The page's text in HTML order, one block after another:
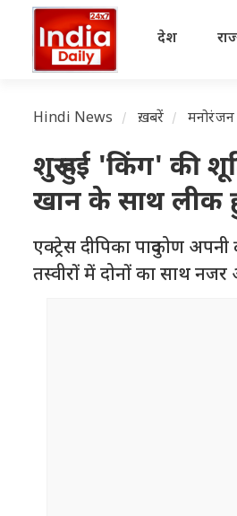
देश
Hindi News ख़बरें मनोरंजन
शुरू हुई 'किंग' की
खान के साथ लीक
एक्ट्रेस दीपिका पादुकोण
तस्वीरों में दोनों का साथ